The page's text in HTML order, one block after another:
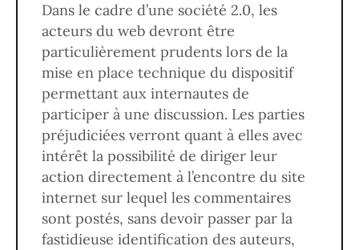
Dans le cadre d’une société 2.0, les
acteurs du web devront être
particulièrement prudents lors de la
mise en place technique du dispositif
permettant aux internautes de
participer à une discussion. Les parties
préjudiciées verront quant à elles avec
intérêt la possibilité de diriger leur
action directement à l’encontre du site
internet sur lequel les commentaires
sont postés, sans devoir passer par la
fastidieuse identification des auteurs,